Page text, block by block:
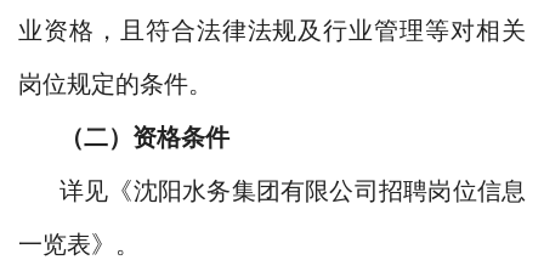
业资格，且符合法律法规及行业管理等对相关
岗位规定的条件。
（二）资格条件
详见《沈阳水务集团有限公司招聘岗位信息
一览表》。